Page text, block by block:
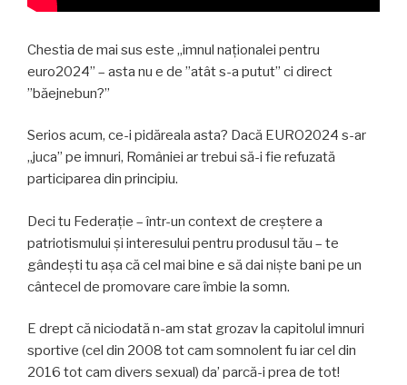
Chestia de mai sus este „imnul naționalei pentru
euro2024” – asta nu e de ”atât s-a putut” ci direct
”băejnebun?”
Serios acum, ce-i pidăreala asta? Dacă EURO2024 s-ar
„juca” pe imnuri, României ar trebui să-i fie refuzată
participarea din principiu.
Deci tu Federație – într-un context de creștere a
patriotismului și interesului pentru produsul tău – te
gândești tu așa că cel mai bine e să dai niște bani pe un
cântecel de promovare care îmbie la somn.
E drept că niciodată n-am stat grozav la capitolul imnuri
sportive (cel din 2008 tot cam somnolent fu iar cel din
2016 tot cam divers sexual) da’ parcă-i prea de tot!